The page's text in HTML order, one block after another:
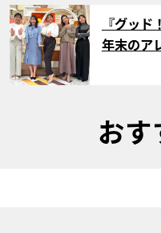
サムネイル
『グッ
年末のア
お